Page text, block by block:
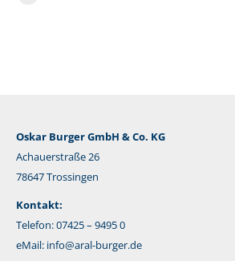
Oskar Burger GmbH & Co. KG
Achauerstraße 26
78647 Trossingen
Kontakt:
Telefon: 07425 – 9495 0
eMail: info@aral-burger.de